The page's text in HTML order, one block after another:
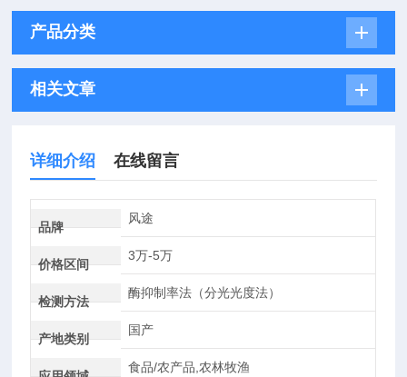
产品分类
相关文章
详细介绍 在线留言
品牌
风途
价格区间
3万-5万
检测方法
酶抑制率法（分光光度法）
产地类别
国产
食品/农产品,农林牧渔